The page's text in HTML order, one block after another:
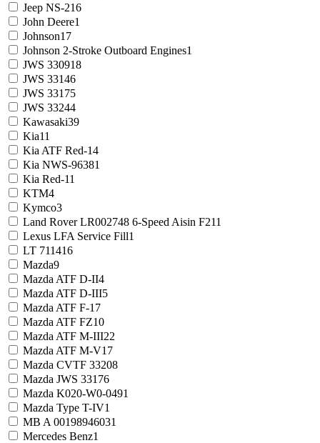
Jeep NS-216
John Deere1
Johnson17
Johnson 2-Stroke Outboard Engines1
JWS 330918
JWS 33146
JWS 33175
JWS 33244
Kawasaki39
Kia11
Kia ATF Red-14
Kia NWS-96381
Kia Red-11
KTM4
Kymco3
Land Rover LR002748 6-Speed Aisin F211
Lexus LFA Service Fill1
LT 711416
Mazda9
Mazda ATF D-II4
Mazda ATF D-III5
Mazda ATF F-1 7
Mazda ATF FZ10
Mazda ATF M-III22
Mazda ATF M-V17
Mazda CVTF 33208
Mazda JWS 33176
Mazda K020-W0-0491
Mazda Type T-IV1
MB A 00198946031
Mercedes Benz1